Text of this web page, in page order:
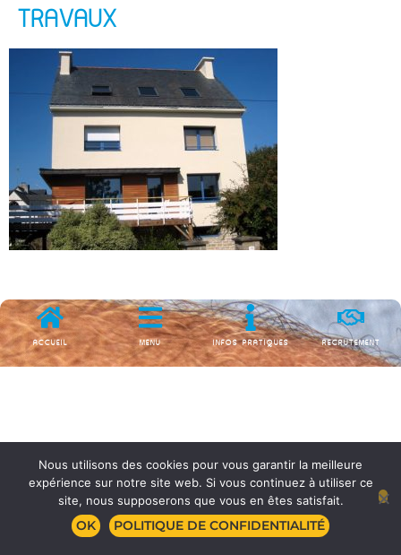
TRAVAUX
ACCUEIL MENU INFOS PRATIQUES RECRUTEMENT
Nous utilisons des cookies pour vous garantir la meilleure
expérience sur notre site web. Si vous continuez à utiliser ce
site, nous supposerons que vous en êtes satisfait.
OK POLITIQUE DE CONFIDENTIALITÉ